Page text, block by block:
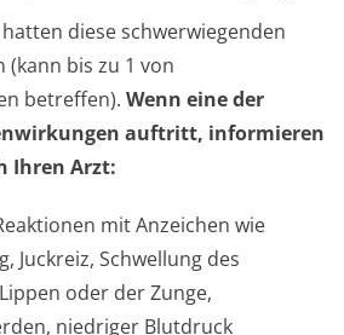
diese schwerwiegenden
(kann bis zu 1 von
betreffen). Wenn eine der
auftritt, informieren
Ihren Arzt:
mit Anzeichen wie
Juckreiz, Schwellung des
oder der Zunge,
niedriger Blutdruck